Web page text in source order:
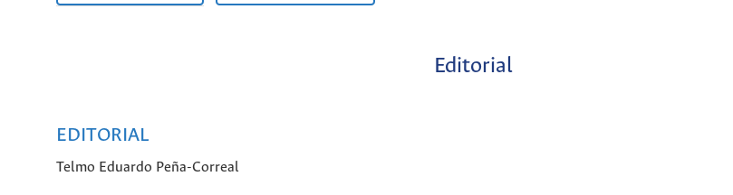
Editorial
EDITORIAL
Telmo Eduardo Peña-Correal